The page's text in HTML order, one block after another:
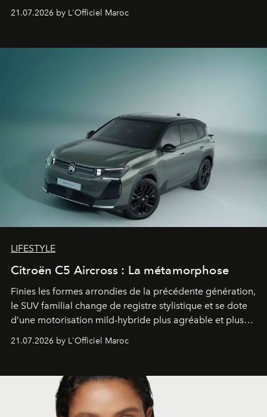
constructeur allemand a revu en profondeur son SUV
fétiche pour le rendre plus premium. Et le pari semble
21.07.2026 by L'Officiel Maroc
LIFESTYLE
Citroën C5 Aircross : La métamorphose
Finies les formes arrondies de la précédente génération,
le SUV familial change de registre stylistique et se dote
d’une motorisation mild-hybride plus agréable et plus
économe. à n’en pas douter, le nouveau C5 Aircross a
gagné en maturité.
21.07.2026 by L'Officiel Maroc